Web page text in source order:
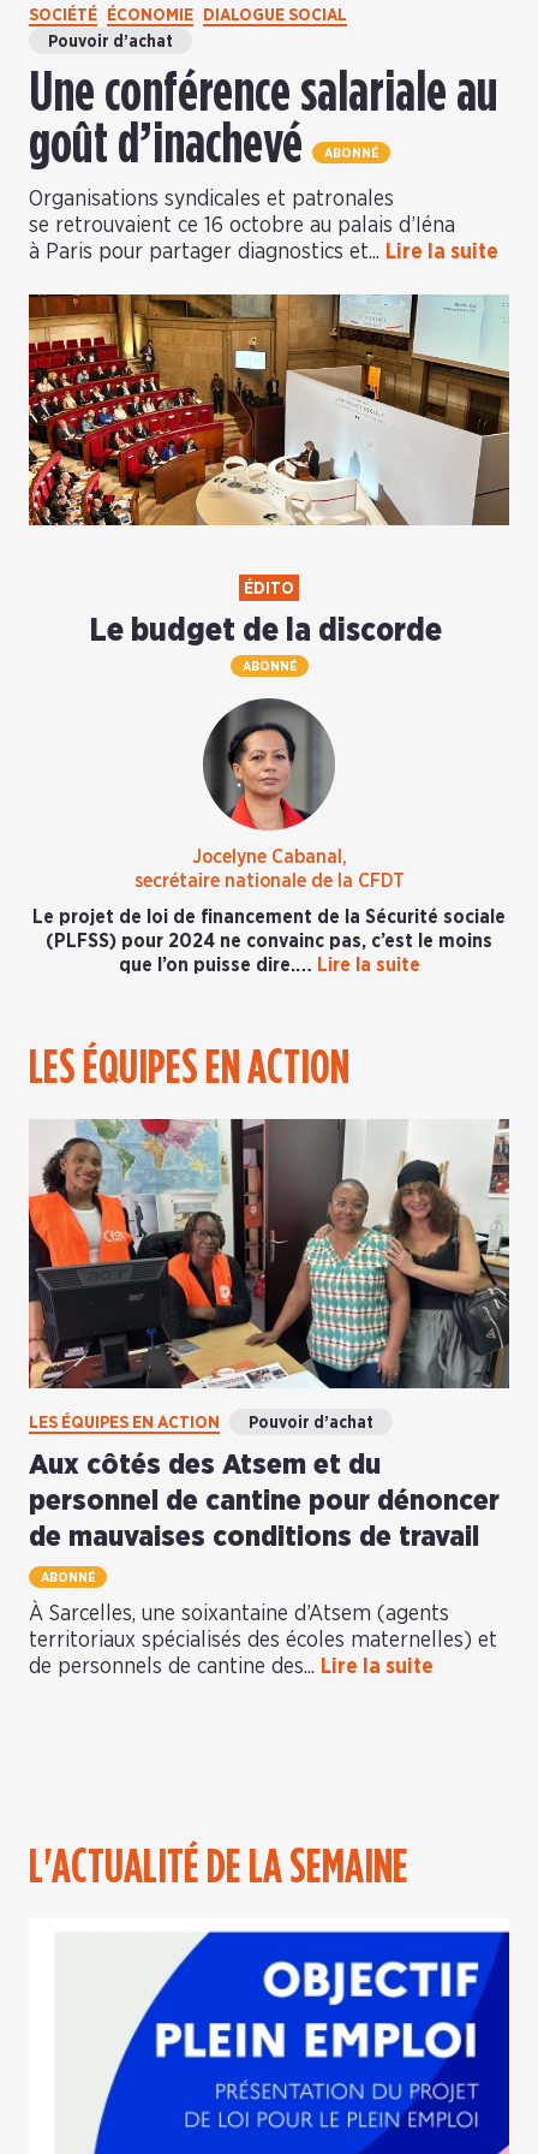
SOCIÉTÉ ÉCONOMIE
DIALOGUE SOCIAL
Pouvoir d’achat
Une conférence salariale au
goût d’inachevé
ABONNÉ
Organisations syndicales et patronales
se retrouvaient ce 16 octobre au palais d’Iéna
à Paris pour partager diagnostics et... Lire la suite
ÉDITO
Le budget de la discorde
ABONNÉ
Jocelyne Cabanal,
secrétaire nationale de la CFDT
Le projet de loi de financement de la Sécurité sociale
(PLFSS) pour 2024 ne convainc pas, c’est le moins
que l’on puisse dire.… Lire la suite
LES ÉQUIPES EN ACTION
LES ÉQUIPES EN ACTION Pouvoir d’achat
Aux côtés des Atsem et du
personnel de cantine pour dénoncer
de mauvaises conditions de travail
ABONNÉ
À Sarcelles, une soixantaine d’Atsem (agents
territoriaux spécialisés des écoles maternelles) et
de personnels de cantine des... Lire la suite
L'ACTUALITÉ DE LA SEMAINE